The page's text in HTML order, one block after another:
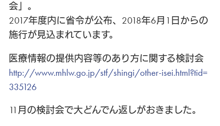
会」。
2017年度内に省令が公布、2018年6月1日からの
施行が見込まれています。
医療情報の提供内容等のあり方に関する検討会
http://www.mhlw.go.jp/stf/shingi/other-isei.html?tid=
335126
11月の検討会で大どんでん返しがおきました。